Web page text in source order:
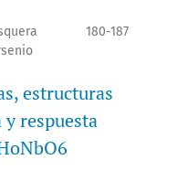
180-187
estructuras
respuesta